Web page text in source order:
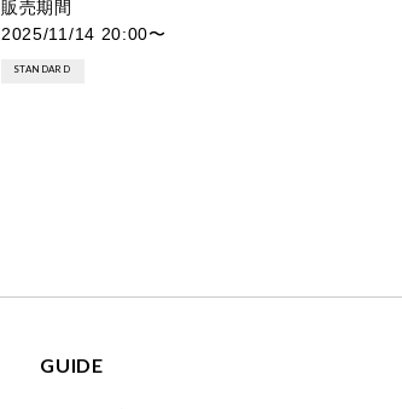
販売期間
2025/11/14 20:00〜
STANDARD
GUIDE